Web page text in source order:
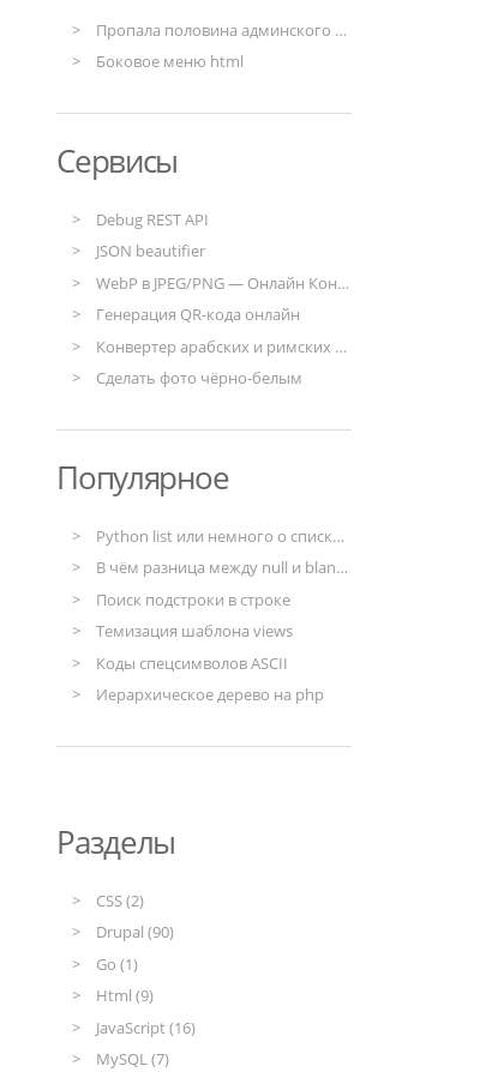
Пропала половина админского меню в Drupal
Боковое меню html
Сервисы
Debug REST API
JSON beautifier
WebP в JPEG/PNG — Онлайн Конвертер
Генерация QR-кода онлайн
Конвертер арабских и римских чисел
Сделать фото чёрно-белым
Популярное
Python list или немного о списках в Python
В чём разница между null и blank в моделях django
Поиск подстроки в строке
Темизация шаблона views
Коды спецсимволов ASCII
Иерархическое дерево на php
Разделы
CSS (2)
Drupal (90)
Go (1)
Html (9)
JavaScript (16)
MySQL (7)